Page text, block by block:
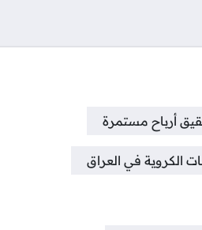
أرباح مستمرة
الكروية في العراق